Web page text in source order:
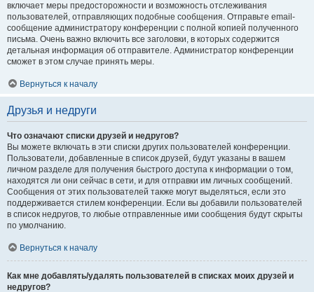
включает меры предосторожности и возможность отслеживания
пользователей, отправляющих подобные сообщения. Отправьте email-
сообщение администратору конференции с полной копией полученного
письма. Очень важно включить все заголовки, в которых содержится
детальная информация об отправителе. Администратор конференции
сможет в этом случае принять меры.
Вернуться к началу
Друзья и недруги
Что означают списки друзей и недругов?
Вы можете включать в эти списки других пользователей конференции.
Пользователи, добавленные в список друзей, будут указаны в вашем
личном разделе для получения быстрого доступа к информации о том,
находятся ли они сейчас в сети, и для отправки им личных сообщений.
Сообщения от этих пользователей также могут выделяться, если это
поддерживается стилем конференции. Если вы добавили пользователей
в список недругов, то любые отправленные ими сообщения будут скрыты
по умолчанию.
Вернуться к началу
Как мне добавлять/удалять пользователей в списках моих друзей и
недругов?